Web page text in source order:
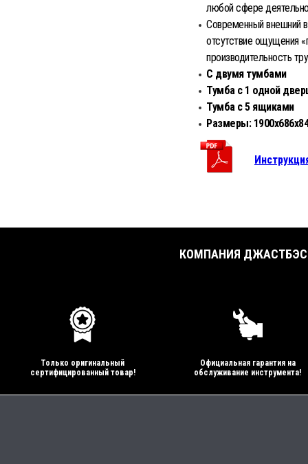
любой сфере
Современный внешний
отсутствие ощущения
производительность
С двумя тумбами
Тумба с 1 одной
Тумба с 5 ящиками
Размеры:
КОМПАНИЯ
Только оригинальный
сертифицированный товар!
Официальная гарантия на
обслуживание инструмента!